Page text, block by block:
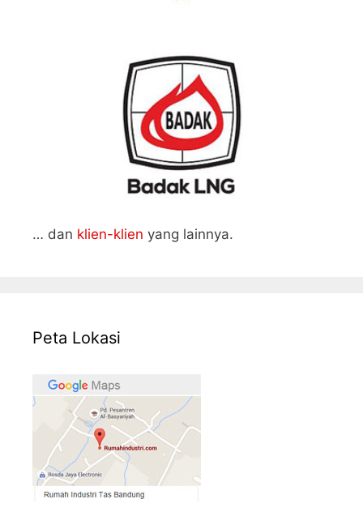
… dan klien-klien yang lainnya.
Peta Lokasi